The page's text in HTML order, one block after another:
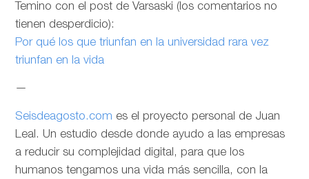
Temino con el post de Varsaski (los comentarios no
tienen desperdicio):
Por qué los que triunfan en la universidad rara vez
triunfan en la vida
—
Seisdeagosto.com es el proyecto personal de Juan
Leal. Un estudio desde donde ayudo a las empresas
a reducir su complejidad digital, para que los
humanos tengamos una vida más sencilla, con la